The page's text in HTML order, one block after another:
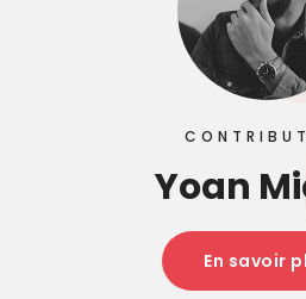
Yoan
En savoir